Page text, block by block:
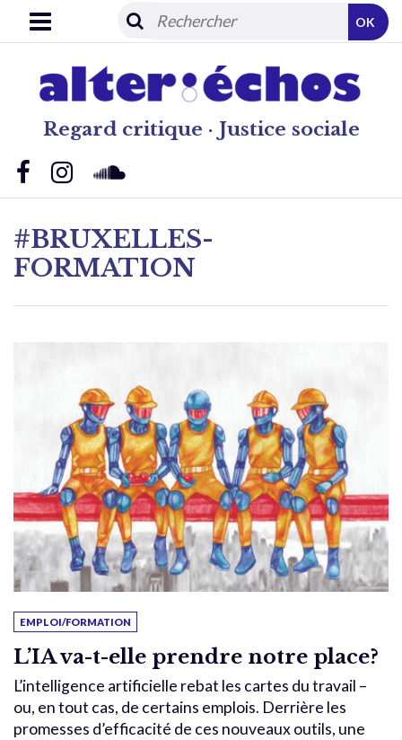
Regard critique · Justice sociale
OK
#BRUXELLES-
FORMATION
EMPLOI/FORMATION
L’IA va-t-elle prendre notre place?
L’intelligence artificielle rebat les cartes du travail –
ou, en tout cas, de certains emplois. Derrière les
promesses d’efficacité de ces nouveaux outils, une